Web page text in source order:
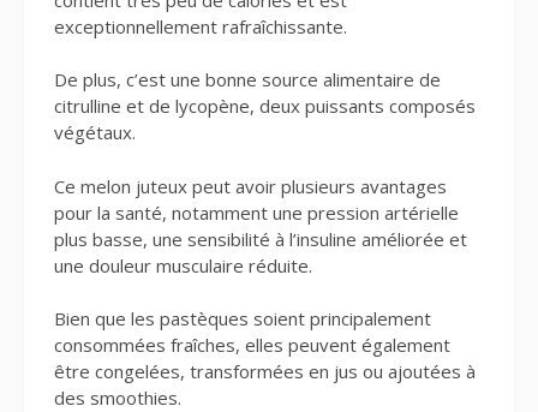
exceptionnellement rafraîchissante.
De plus, c’est une bonne source alimentaire de
citrulline et de lycopène, deux puissants composés
végétaux.
Ce melon juteux peut avoir plusieurs avantages
pour la santé, notamment une pression artérielle
plus basse, une sensibilité à l’insuline améliorée et
une douleur musculaire réduite.
Bien que les pastèques soient principalement
consommées fraîches, elles peuvent également
être congelées, transformées en jus ou ajoutées à
des smoothies.